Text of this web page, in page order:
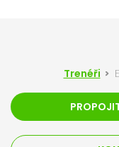
Trenéři